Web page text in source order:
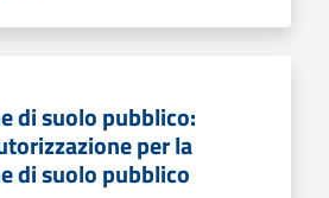
di suolo pubblico:
per la
di suolo pubblico